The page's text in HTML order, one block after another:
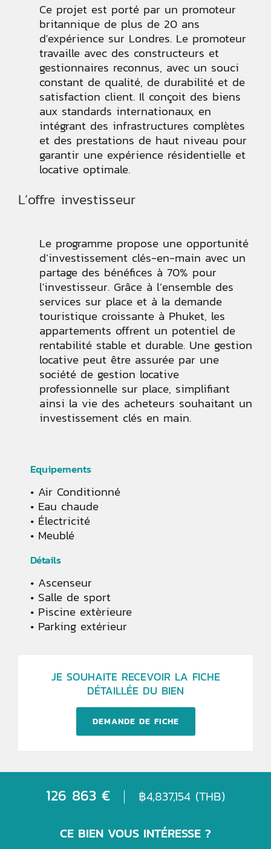
Ce projet est porté par un promoteur
britannique de plus de 20 ans
d'expérience sur Londres. Le promoteur
travaille avec des constructeurs et
gestionnaires reconnus, avec un souci
constant de qualité, de durabilité et de
satisfaction client. Il conçoit des biens
aux standards internationaux, en
intégrant des infrastructures complètes
et des prestations de haut niveau pour
garantir une expérience résidentielle et
locative optimale.
L’offre investisseur
Le programme propose une opportunité
d’investissement clés-en-main avec un
partage des bénéfices à 70% pour
l'investisseur. Grâce à l’ensemble des
services sur place et à la demande
touristique croissante à Phuket, les
appartements offrent un potentiel de
rentabilité stable et durable. Une gestion
locative peut être assurée par une
société de gestion locative
professionnelle sur place, simplifiant
ainsi la vie des acheteurs souhaitant un
investissement clés en main.
Equipements
Air Conditionné
Eau chaude
Électricité
Meublé
Détails
Ascenseur
Salle de sport
Piscine extèrieure
Parking extérieur
JE SOUHAITE RECEVOIR LA FICHE
DÉTAILLÉE DU BIEN
DEMANDE DE FICHE
126 863 € ฿4,837,154 (THB)
CE BIEN VOUS INTÉRESSE ?